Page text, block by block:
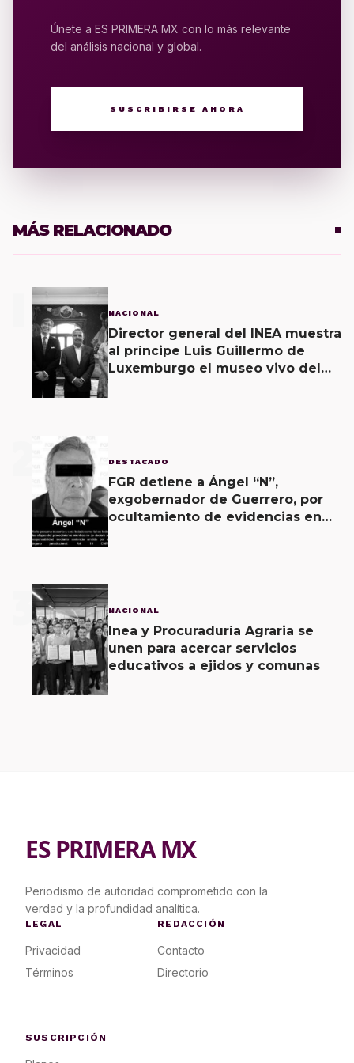
Únete a ES PRIMERA MX con lo más relevante
del análisis nacional y global.
SUSCRIBIRSE AHORA
MÁS RELACIONADO
NACIONAL
Director general del INEA muestra
al príncipe Luis Guillermo de
Luxemburgo el museo vivo del
DESTACADO
FGR detiene a Ángel “N”,
exgobernador de Guerrero, por
ocultamiento de evidencias en
3 NACIONAL
Inea y Procuraduría Agraria se
unen para acercar servicios
educativos a ejidos y comunas
ES PRIMERA MX
Periodismo de autoridad comprometido con la
verdad y la profundidad analítica.
LEGAL
Privacidad
Términos
REDACCIÓN
Contacto
Directorio
SUSCRIPCIÓN